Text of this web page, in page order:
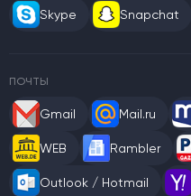
Skype Snapchat
ПОЧТЫ
Gmail Mail.ru
WEB Rambler
Outlook / Hotmail